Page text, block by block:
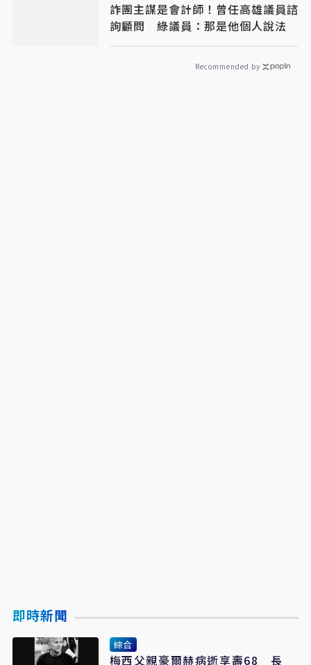
詐團主謀是會計師！曾任高雄議員諮
詢顧問 綠議員：那是他個人說法
Recommended by
即時新聞
綜合
梅西父親豪爾赫病逝享壽68 長